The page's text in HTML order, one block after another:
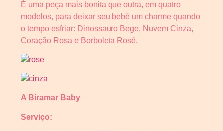
É uma peça mais bonita que outra, em quatro
modelos, para deixar seu bebê um charme quando
o tempo esfriar: Dinossauro Bege, Nuvem Cinza,
Coração Rosa e Borboleta Rosê.
A Biramar Baby
Serviço: